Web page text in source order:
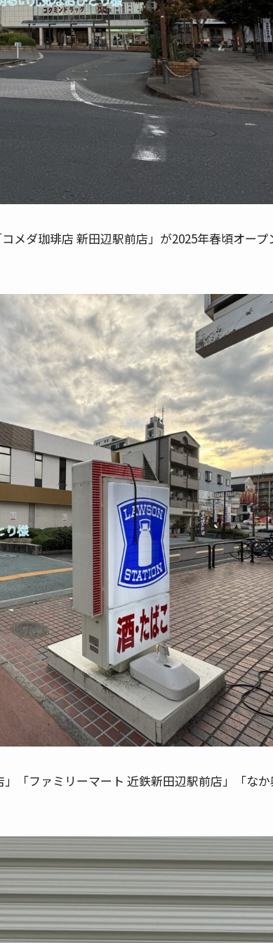
メダ珈琲店 新田辺駅前店」が2025年春頃オープ
「ファミリーマート 近鉄新田辺駅前店」「な